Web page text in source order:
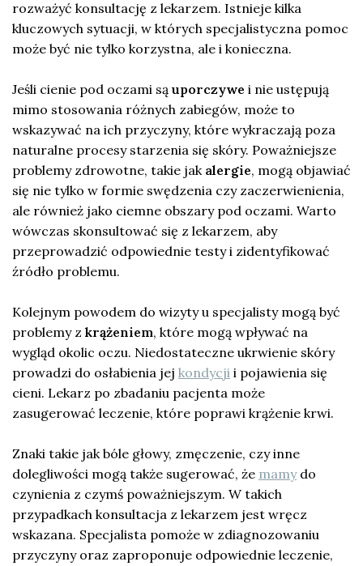
rozważyć konsultację z lekarzem. Istnieje kilka
kluczowych sytuacji, w których specjalistyczna pomoc
może być nie tylko korzystna, ale i konieczna.
Jeśli cienie pod oczami są uporczywe i nie ustępują
mimo stosowania różnych zabiegów, może to
wskazywać na ich przyczyny, które wykraczają poza
naturalne procesy starzenia się skóry. Poważniejsze
problemy zdrowotne, takie jak alergie, mogą objawiać
się nie tylko w formie swędzenia czy zaczerwienienia,
ale również jako ciemne obszary pod oczami. Warto
wówczas skonsultować się z lekarzem, aby
przeprowadzić odpowiednie testy i zidentyfikować
źródło problemu.
Kolejnym powodem do wizyty u specjalisty mogą być
problemy z krążeniem, które mogą wpływać na
wygląd okolic oczu. Niedostateczne ukrwienie skóry
prowadzi do osłabienia jej kondycji i pojawienia się
cieni. Lekarz po zbadaniu pacjenta może
zasugerować leczenie, które poprawi krążenie krwi.
Znaki takie jak bóle głowy, zmęczenie, czy inne
dolegliwości mogą także sugerować, że mamydo
czynienia z czymś poważniejszym. W takich
przypadkach konsultacja z lekarzem jest wręcz
wskazana. Specjalista pomoże w zdiagnozowaniu
przyczyny oraz zaproponuje odpowiednie leczenie,